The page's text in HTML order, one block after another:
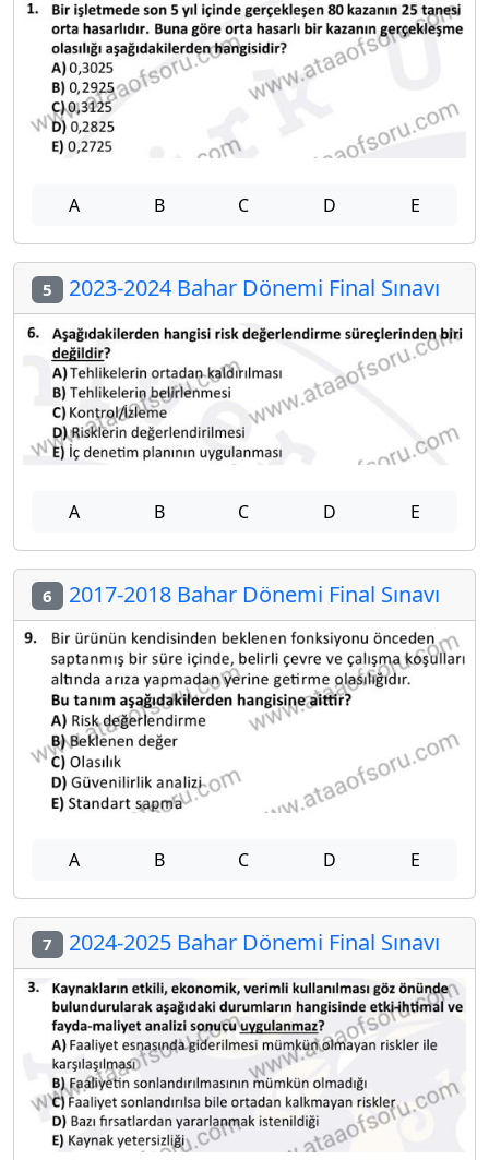
A B C D E
5 2023-2024 Bahar Dönemi Final Sınavı
A B C D E
6 2017-2018 Bahar Dönemi Final Sınavı
A B C D E
7 2024-2025 Bahar Dönemi Final Sınavı